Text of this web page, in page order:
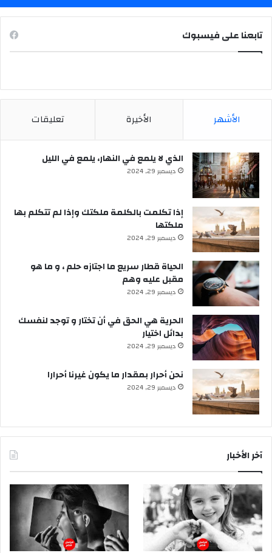
تابعنا على فيسبوك
الأشهر الأخيرة تعليقات
الذي لا يلمع في النهار، يلمع في الليل
ديسمبر 29, 2024
إذا تكلمت بالكلمة ملكتك وإذا لم تتكلم بها
ملكتها
ديسمبر 29, 2024
الحياة قطار سريع ما اجتازه حلم ، و ما هو
مقبل عليه وهم
ديسمبر 29, 2024
الحرية هي الحق في أن تختار و توجد لنفسك
بدائل اختيار
ديسمبر 29, 2024
نحن أحرار بمقدار ما يكون غيرنا أحرارا
ديسمبر 29, 2024
آخر الأخبار